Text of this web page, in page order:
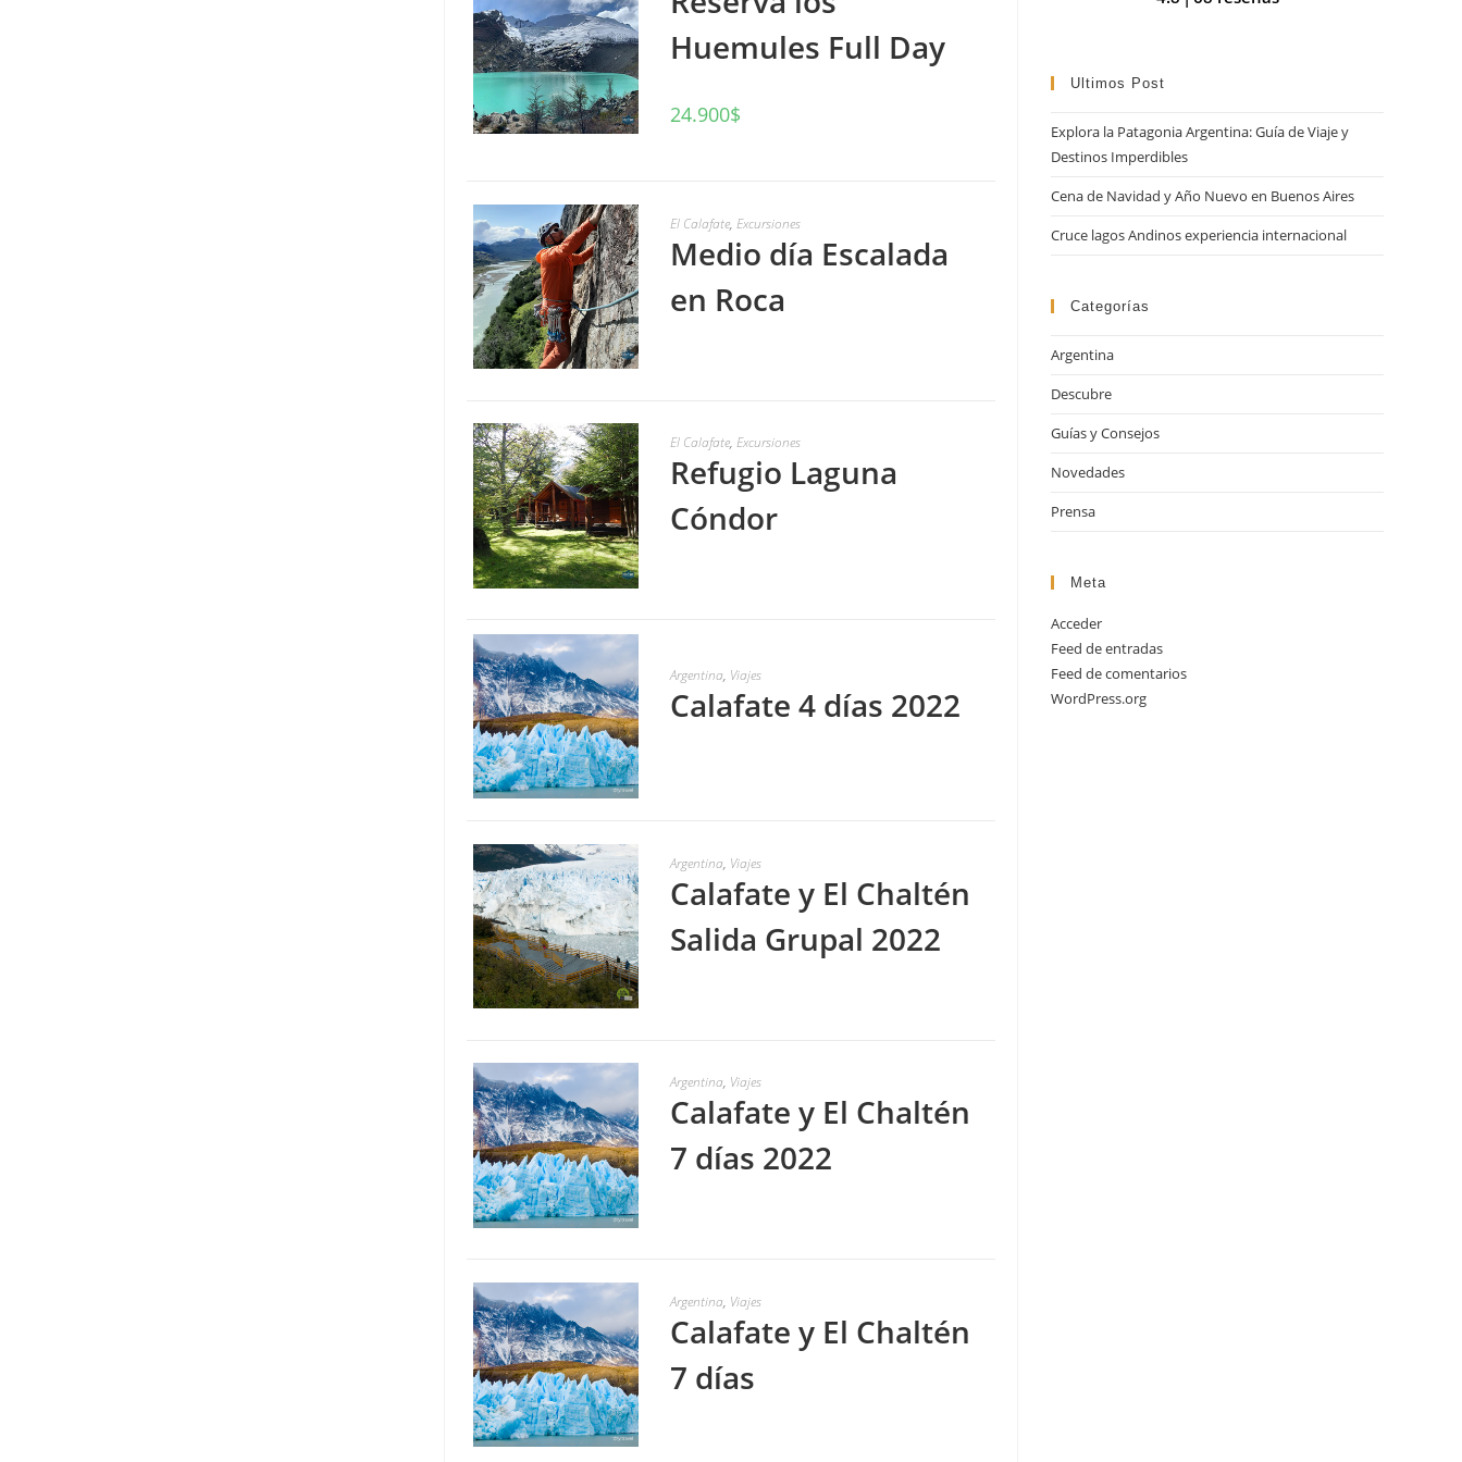
Huemules Full Day
24.900$
El Calafate, Excursiones
Medio día Escalada
en Roca
El Calafate, Excursiones
Refugio Laguna
Cóndor
Argentina, Viajes
Calafate 4 días 2022
Argentina, Viajes
Calafate y El Chaltén
Salida Grupal 2022
Argentina, Viajes
Calafate y El Chaltén
7 días 2022
Argentina, Viajes
Calafate y El Chaltén
7 días
Ultimos Post
Explora la Patagonia Argentina: Guía de Viaje y
Destinos Imperdibles
Cena de Navidad y Año Nuevo en Buenos Aires
Cruce lagos Andinos experiencia internacional
Categorías
Argentina
Descubre
Guías y Consejos
Novedades
Prensa
Meta
Acceder
Feed de entradas
Feed de comentarios
WordPress.org